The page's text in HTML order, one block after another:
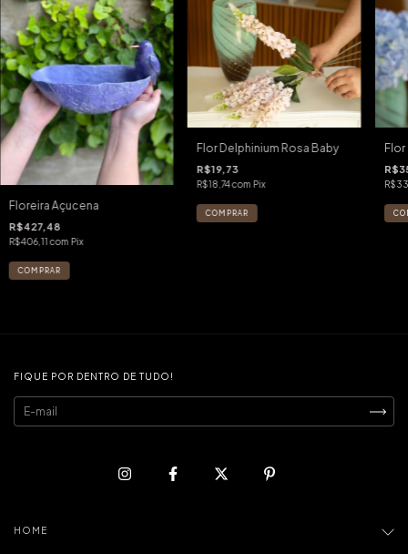
Floreira Açucena
R$427,48
R$406,11com Pix
Flor Delphinium Rosa Baby
R$19,73
R$18,74com Pix
FIQUE POR DENTRO DE TUDO!
HOME